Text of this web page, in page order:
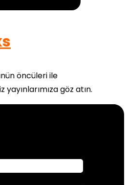
öncüleri ile
göz atın.